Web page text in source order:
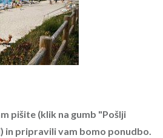
pišite (klik na gumb "Pošlji
in pripravili vam bomo ponudbo.